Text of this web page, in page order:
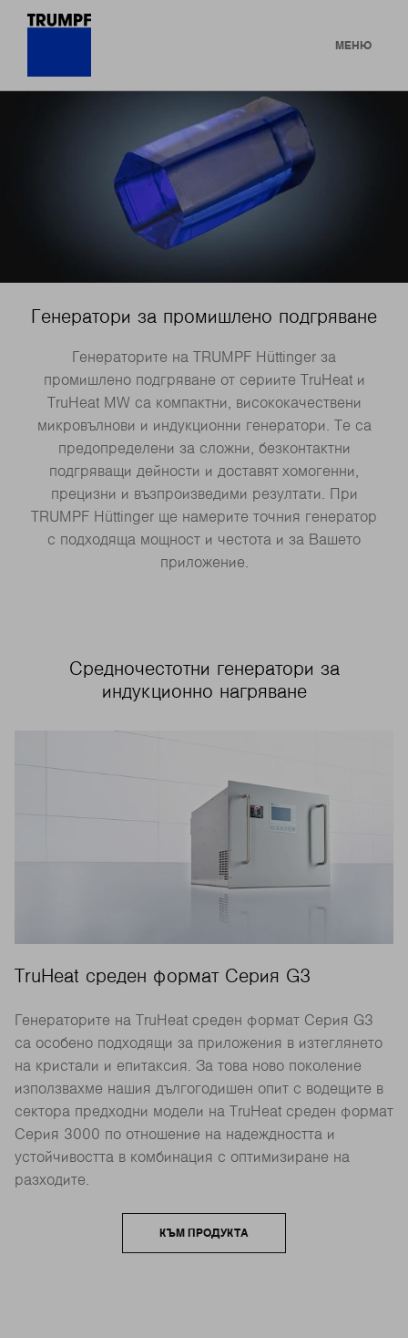
МЕНЮ
Генератори за промишлено подгряване
Генераторите на TRUMPF Hüttinger за
промишлено подгряване от сериите TruHeat и
TruHeat MW са компактни, висококачествени
микровълнови и индукционни генератори. Те са
предопределени за сложни, безконтактни
подгряващи дейности и доставят хомогенни,
прецизни и възпроизведими резултати. При
TRUMPF Hüttinger ще намерите точния генератор
с подходяща мощност и честота и за Вашето
приложение.
Средночестотни генератори за
индукционно нагряване
TruHeat среден формат Серия G3
Генераторите на TruHeat среден формат Серия G3
са особено подходящи за приложения в изтеглянето
на кристали и епитаксия. За това ново поколение
използвахме нашия дългогодишен опит с водещите в
сектора предходни модели на TruHeat среден формат
Серия 3000 по отношение на надеждността и
устойчивостта в комбинация с оптимизиране на
разходите.
КЪМ ПРОДУКТА